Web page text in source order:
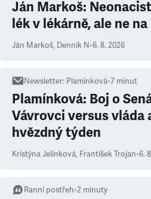
Ján Markoš:
lék v lékárně, ale ne
Ján Markoš, Denník N•6. 8. 2026
Newsletter: Plamínková•7 minut
Plamínková: Boj o
Vávrovci versus vláda
hvězdný týden
Kristýna Jelínková, František Trojan•6.
Ranní postřeh•2 minuty